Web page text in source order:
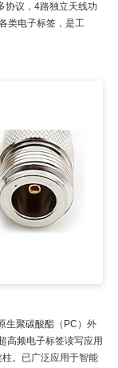
协议，4路独立天线功
类电子标签，是工
生聚碳酸酯（PC）外
高频电子标签读写应用
。已广泛应用于智能